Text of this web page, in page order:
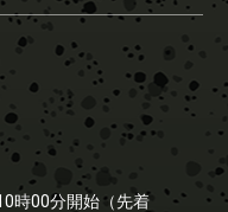
時00分開始（先着